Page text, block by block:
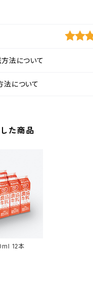
方法について
法について
た商品
12本